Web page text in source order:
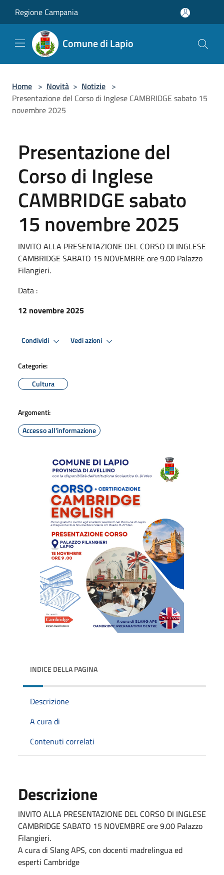
Regione Campania
Comune di Lapio
Home > Novità > Notizie >
Presentazione del Corso di Inglese CAMBRIDGE sabato 15
novembre 2025
Presentazione del
Corso di Inglese
CAMBRIDGE sabato
15 novembre 2025
INVITO ALLA PRESENTAZIONE DEL CORSO DI INGLESE
CAMBRIDGE SABATO 15 NOVEMBRE ore 9.00 Palazzo
Filangieri.
Data :
12 novembre 2025
Condividi Vedi azioni
Categorie:
Cultura
Argomenti:
Accesso all'informazione
INDICE DELLA PAGINA
Descrizione
A cura di
Contenuti correlati
Descrizione
INVITO ALLA PRESENTAZIONE DEL CORSO DI INGLESE
CAMBRIDGE SABATO 15 NOVEMBRE ore 9.00 Palazzo
Filangieri.
A cura di Slang APS, con docenti madrelingua ed
esperti Cambridge